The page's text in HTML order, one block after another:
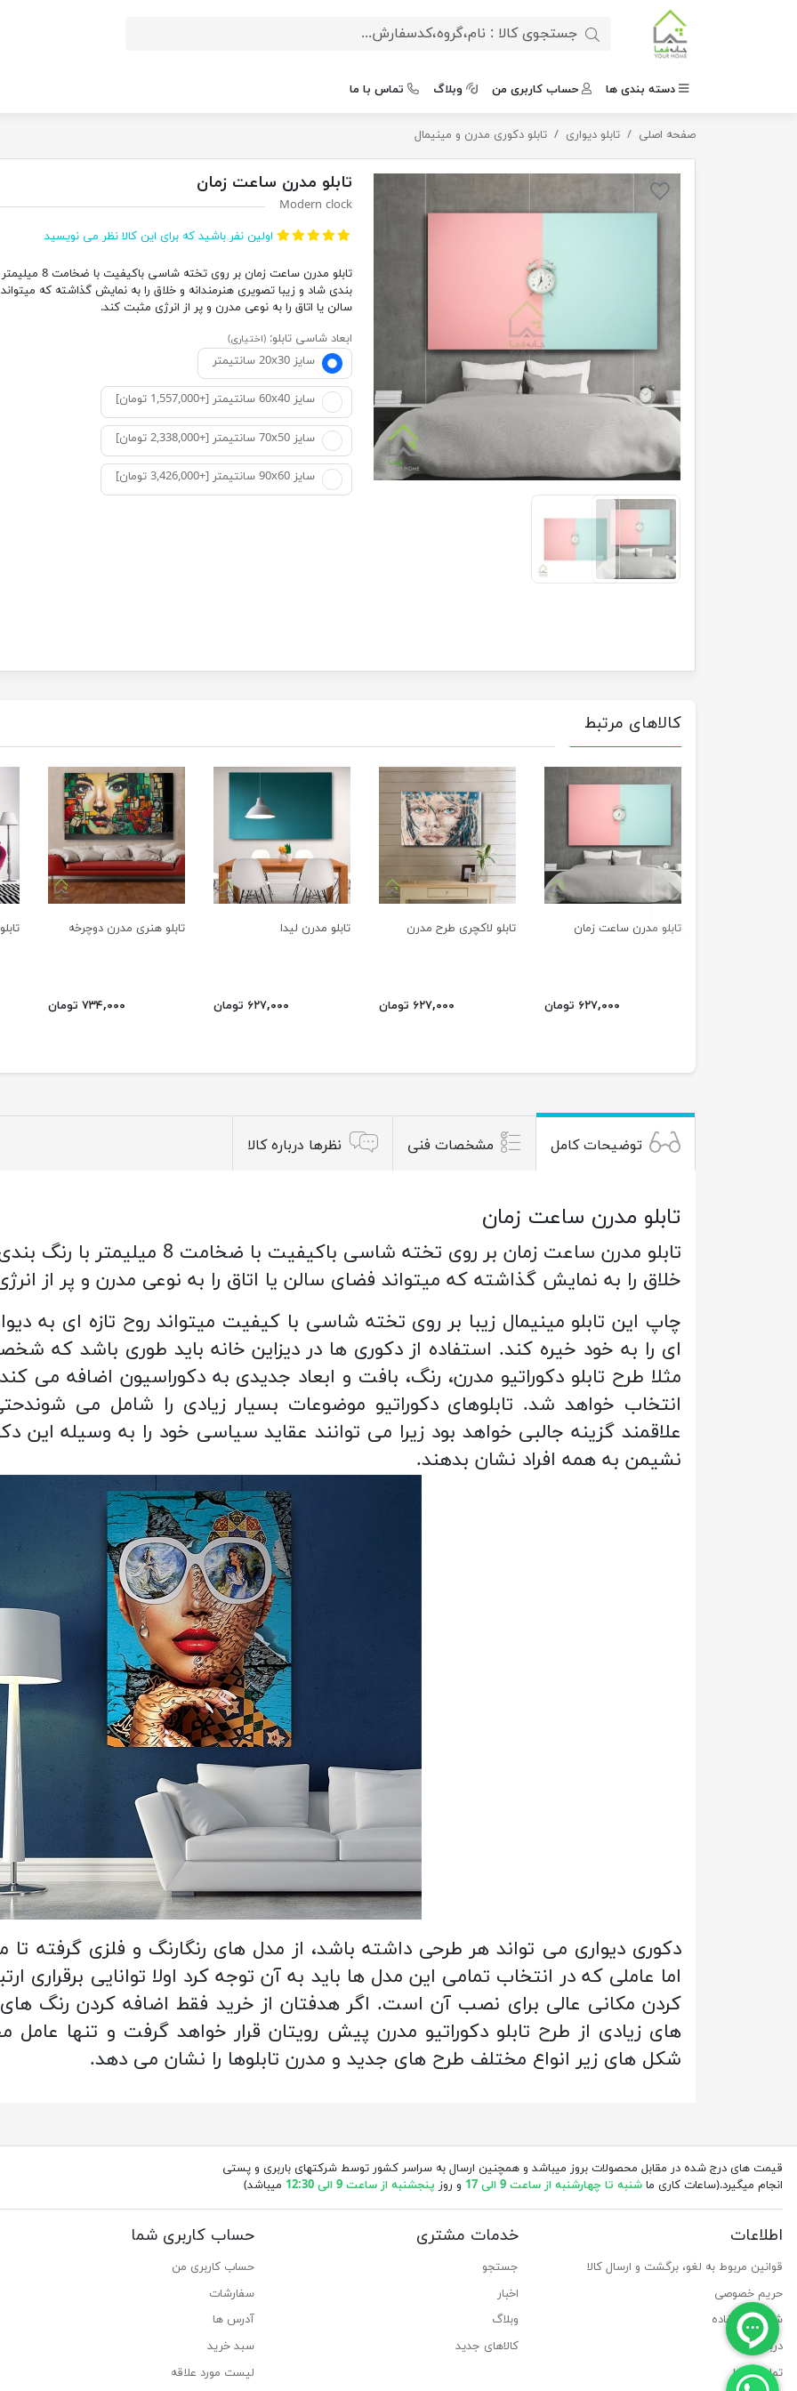
دسته بندی ها حساب کاربری من وبلاگ تماس با ما
صفحه اصلی تابلو دیواری تابلو دکوری مدرن و مینیمال تابلو مدرن ساعت زمان
تابلو مدرن ساعت زمان
Modern clock
اولین نفر باشید که برای این کالا نظر می نویسید
تابلو مدرن ساعت زمان بر روی تخته شاسی
بندی شاد و زیبا تصویری هنرمندانه و خلاق را به نمایش گذاشته که
سالن یا اتاق را به نوعی مدرن و پر از انرژی مثبت کند.
ابعاد شاسی تابلو: (اختیاری)
سایز 20x30 سانتیمتر
سایز 60x40 سانتیمتر [+1,557,000 تومان]
سایز 70x50 سانتیمتر [+2,338,000 تومان]
سایز 90x60 سانتیمتر [+3,426,000 تومان]
کالاهای مرتبط
تابلو مدرن ساعت زمان
۶۲۷,۰۰۰ تومان
تابلو لاکچری طرح مدرن
۶۲۷,۰۰۰ تومان
تابلو مدرن لیدا
۶۲۷,۰۰۰ تومان
تابلو هنری مدرن دوچرخه
۷۳۴,۰۰۰ تومان
previus
توضیحات کامل مشخصات فنی نظرها درباره کالا
تابلو مدرن ساعت زمان
تابلو مدرن ساعت زمان بر روی تخته شاسی
خلاق را به نمایش گذاشته که میتواند فضای سالن یا اتاق را به نوعی مدرن و پر از
چاپ این تابلو مینیمال زیبا بر روی تخته شاسی با کیفیت میتواند روح تازه ای به
ای را به خود خیره کند. استفاده از دکوری ها در دیزاین خانه باید طوری باشد که
مثلا طرح تابلو دکوراتیو مدرن، رنگ، بافت و ابعاد جدیدی به دکوراسیون اضافه
انتخاب خواهد شد. تابلوهای دکوراتیو موضوعات بسیار زیادی را شامل می
علاقمند گزینه جالبی خواهد بود زیرا می توانند عقاید سیاسی خود را به وسیله این
نشیمن به همه افراد نشان بدهند.
دکوری دیواری می تواند هر طرحی داشته باشد، از مدل های رنگارنگ و فلزی گرفته
اما عاملی که در انتخاب تمامی این مدل ها باید به آن توجه کرد اولا توانایی برقراری
کردن مکانی عالی برای نصب آن است. اگر هدفتان از خرید فقط اضافه کردن رنگ
های زیادی از طرح تابلو دکوراتیو مدرن پیش رویتان قرار خواهد گرفت و تنها
شکل های زیر انواع مختلف طرح های جدید و مدرن تابلوها را نشان می دهد.
قیمت های درج شده در مقابل محصولات بروز میباشد و همچنین ارسال به سراسر کشور توسط شرکتهای باربری و پستی
انجام میگیرد.(ساعات کاری ما شنبه تا چهارشنبه از ساعت 9 الی 17 و روز پنجشنبه از ساعت 9 الی 12:30 میباشد)
اطلاعات
قوانین مربوط به لغو، برگشت و ارسال کالا
حریم خصوصی
شرایط استفاده
درباره ما
تماس با ما
خدمات مشتری
جستجو
اخبار
وبلاگ
کالاهای جدید
حساب کاربری شما
حساب کاربری من
سفارشات
آدرس ها
سبد خرید
لیست مورد علاقه